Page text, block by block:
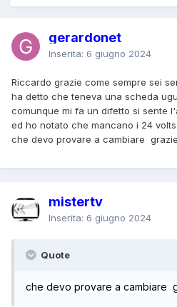
gerardonet
Inserita: 6 giugno 2024
Riccardo grazie come sempre sei
ha detto che teneva una scheda
comunque mi fa un difetto si sente
ed ho notato che mancano i 24
che devo provare a cambiare grazie
mistertv
Inserita: 6 giugno 2024
Quote
che devo provare a cambiare